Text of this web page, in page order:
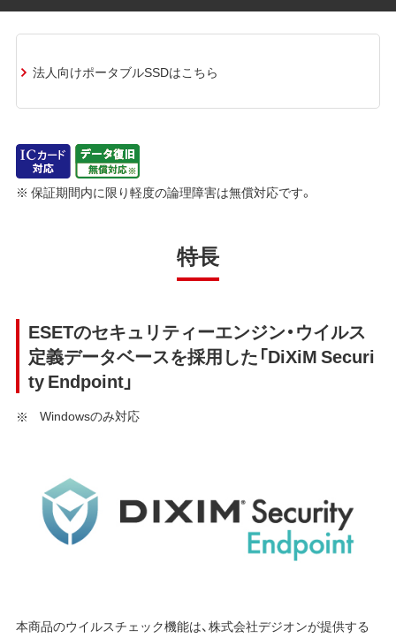
法人向けポータブルSSDはこちら
※ 保証期間内に限り軽度の論理障害は無償対応です。
特長
ESETのセキュリティーエンジン・ウイルス
定義データベースを採用した「DiXiM Securi
ty Endpoint」
Windowsのみ対応
本商品のウイルスチェック機能は、株式会社デジオンが提供する